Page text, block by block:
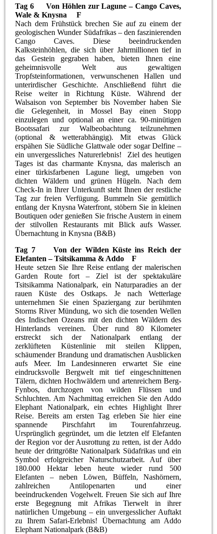
Tag 6 Von Höhlen zur Lagune – Cango Caves,
Wale & Knysna F
Nach dem Frühstück brechen Sie auf zu einem der
geologischen Wunder Südafrikas – den faszinierenden
Cango Caves. Diese beeindruckenden
Kalksteinhöhlen, die sich über Jahrmillionen tief in
das Gestein gegraben haben, bieten Ihnen eine
geheimnisvolle Welt aus gewaltigen
Tropfsteinformationen, verwunschenen Hallen und
unterirdischer Geschichte. Anschließend führt die
Reise weiter in Richtung Küste. Während der
Walsaison von September bis November haben Sie
die Gelegenheit, in Mossel Bay einen Stopp
einzulegen und optional an einer ca. 90-minütigen
Bootssafari zur Walbeobachtung teilzunehmen
(optional & wetterabhängig). Mit etwas Glück
erspähen Sie Südliche Glattwale oder sogar Delfine –
ein unvergessliches Naturerlebnis! Ziel des heutigen
Tages ist das charmante Knysna, das malerisch an
einer türkisfarbenen Lagune liegt, umgeben von
dichten Wäldern und grünen Hügeln. Nach dem
Check-In in Ihrer Unterkunft steht Ihnen der restliche
Tag zur freien Verfügung. Bummeln Sie gemütlich
entlang der Knysna Waterfront, stöbern Sie in kleinen
Boutiquen oder genießen Sie frische Austern in einem
der stilvollen Restaurants mit Blick aufs Wasser.
Übernachtung in Knysna (B&B)
Tag 7 Von der Wilden Küste ins Reich der
Elefanten – Tsitsikamma & Addo F
Heute setzen Sie Ihre Reise entlang der malerischen
Garden Route fort – Ziel ist der spektakuläre
Tsitsikamma Nationalpark, ein Naturparadies an der
rauen Küste des Ostkaps. Je nach Wetterlage
unternehmen Sie einen Spaziergang zur berühmten
Storms River Mündung, wo sich die tosenden Wellen
des Indischen Ozeans mit den dichten Wäldern des
Hinterlands vereinen. Über rund 80 Kilometer
erstreckt sich der Nationalpark entlang der
zerklüfteten Küstenlinie mit steilen Klippen,
schäumender Brandung und dramatischen Ausblicken
aufs Meer. Im Landesinneren erwartet Sie eine
eindrucksvolle Bergwelt mit tief eingeschnittenen
Tälern, dichten Hochwäldern und artenreichem Berg-
Fynbos, durchzogen von wilden Flüssen und
Schluchten. Am Nachmittag erreichen Sie den Addo
Elephant Nationalpark, ein echtes Highlight Ihrer
Reise. Bereits am ersten Tag erleben Sie hier eine
spannende Pirschfahrt im Tourenfahrzeug.
Ursprünglich gegründet, um die letzten elf Elefanten
der Region vor der Ausrottung zu retten, ist der Addo
heute der drittgrößte Nationalpark Südafrikas und ein
Symbol erfolgreicher Naturschutzarbeit. Auf über
180.000 Hektar leben heute wieder rund 500
Elefanten – neben Löwen, Büffeln, Nashörnern,
zahlreichen Antilopenarten und einer
beeindruckenden Vogelwelt. Freuen Sie sich auf Ihre
erste Begegnung mit Afrikas Tierwelt in ihrer
natürlichen Umgebung – ein unvergesslicher Auftakt
zu Ihrem Safari-Erlebnis! Übernachtung am Addo
Elephant Nationalpark (B&B)